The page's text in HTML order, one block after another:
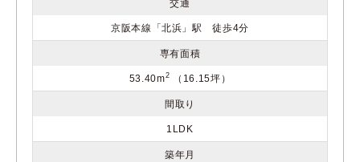
交通
京阪本線「北浜」駅 徒歩4分
専有面積
53.40m2 （16.15坪）
間取り
1LDK
築年月